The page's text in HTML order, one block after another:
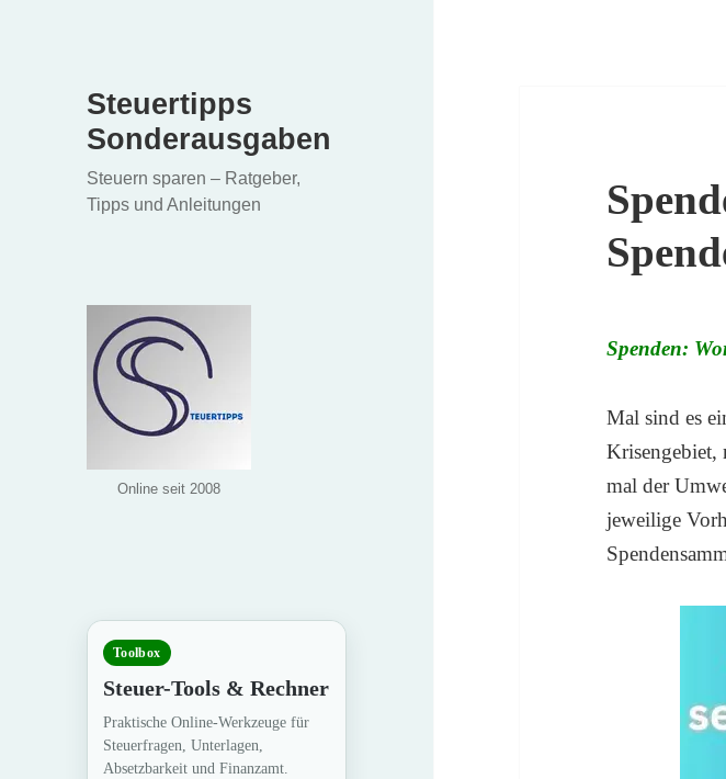
Steuertipps
Sonderausgaben
Steuern sparen – Ratgeber,
Tipps und Anleitungen
Online seit 2008
Toolbox
Steuer-Tools & Rechner
Praktische Online-Werkzeuge für
Steuerfragen, Unterlagen,
Absetzbarkeit und Finanzamt.
Spenden:
Mal sind es
Krisengebiet,
mal der
jeweilige